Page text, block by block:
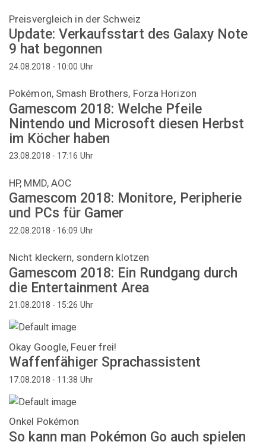
Preisvergleich in der Schweiz
Update: Verkaufsstart des Galaxy Note
9 hat begonnen
24.08.2018 - 10:00 Uhr
Pokémon, Smash Brothers, Forza Horizon
Gamescom 2018: Welche Pfeile
Nintendo und Microsoft diesen Herbst
im Köcher haben
23.08.2018 - 17:16 Uhr
HP, MMD, AOC
Gamescom 2018: Monitore, Peripherie
und PCs für Gamer
22.08.2018 - 16:09 Uhr
Nicht kleckern, sondern klotzen
Gamescom 2018: Ein Rundgang durch
die Entertainment Area
21.08.2018 - 15:26 Uhr
Okay Google, Feuer frei!
Waffenfähiger Sprachassistent
17.08.2018 - 11:38 Uhr
Onkel Pokémon
So kann man Pokémon Go auch spielen